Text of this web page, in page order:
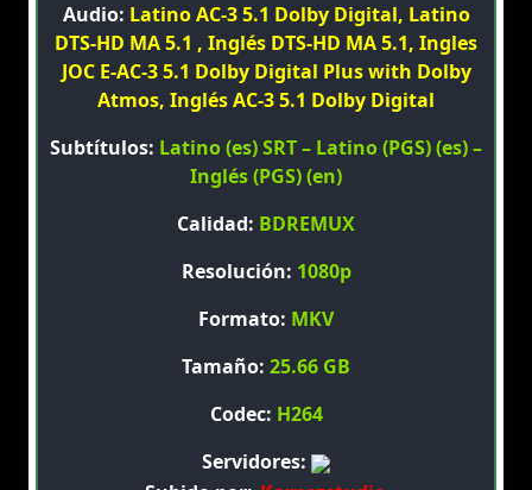
Audio: Latino AC-3 5.1 Dolby Digital, Latino
DTS-HD MA 5.1 , Inglés DTS-HD MA 5.1, Ingles
JOC E-AC-3 5.1 Dolby Digital Plus with Dolby
Atmos, Inglés AC-3 5.1 Dolby Digital
Subtítulos: Latino (es) SRT – Latino (PGS) (es) –
Inglés (PGS) (en)
Calidad: BDREMUX
Resolución: 1080p
Formato: MKV
Tamaño: 25.66 GB
Codec: H264
Servidores: